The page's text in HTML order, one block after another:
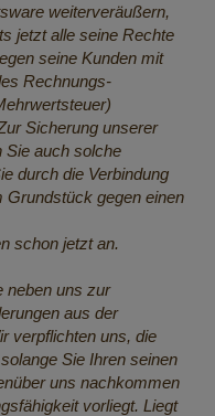
weiterveräußern,
jetzt alle seine Rechte
seine Kunden mit
Rechnungs-
Sicherung unserer
Sie auch solche
durch die Verbindung
Grundstück gegen einen
schon jetzt an.
neben uns zur
aus der
verpflichten uns, die
Sie Ihren seinen
uns nachkommen
vorliegt. Liegt